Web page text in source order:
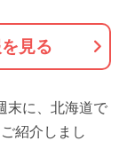
見る
末に、北海道で
紹介しまし